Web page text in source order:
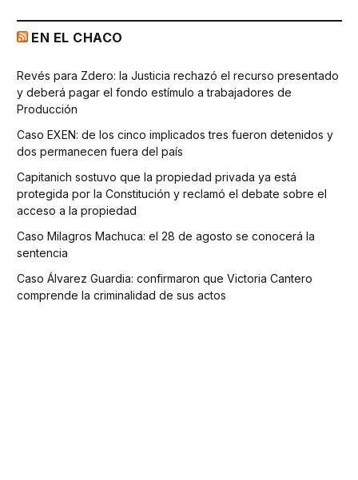
EN EL CHACO
Revés para Zdero: la Justicia rechazó el recurso presentado
y deberá pagar el fondo estímulo a trabajadores de
Producción
Caso EXEN: de los cinco implicados tres fueron detenidos y
dos permanecen fuera del país
Capitanich sostuvo que la propiedad privada ya está
protegida por la Constitución y reclamó el debate sobre el
acceso a la propiedad
Caso Milagros Machuca: el 28 de agosto se conocerá la
sentencia
Caso Álvarez Guardia: confirmaron que Victoria Cantero
comprende la criminalidad de sus actos